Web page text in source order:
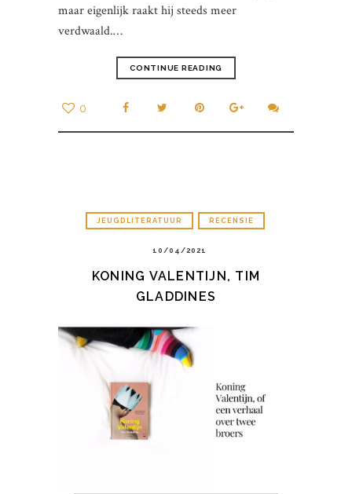
maar eigenlijk raakt hij steeds meer
verdwaald.…
CONTINUE READING
0
JEUGDLITERATUUR RECENSIE
10/04/2021
KONING VALENTIJN, TIM
GLADDINES